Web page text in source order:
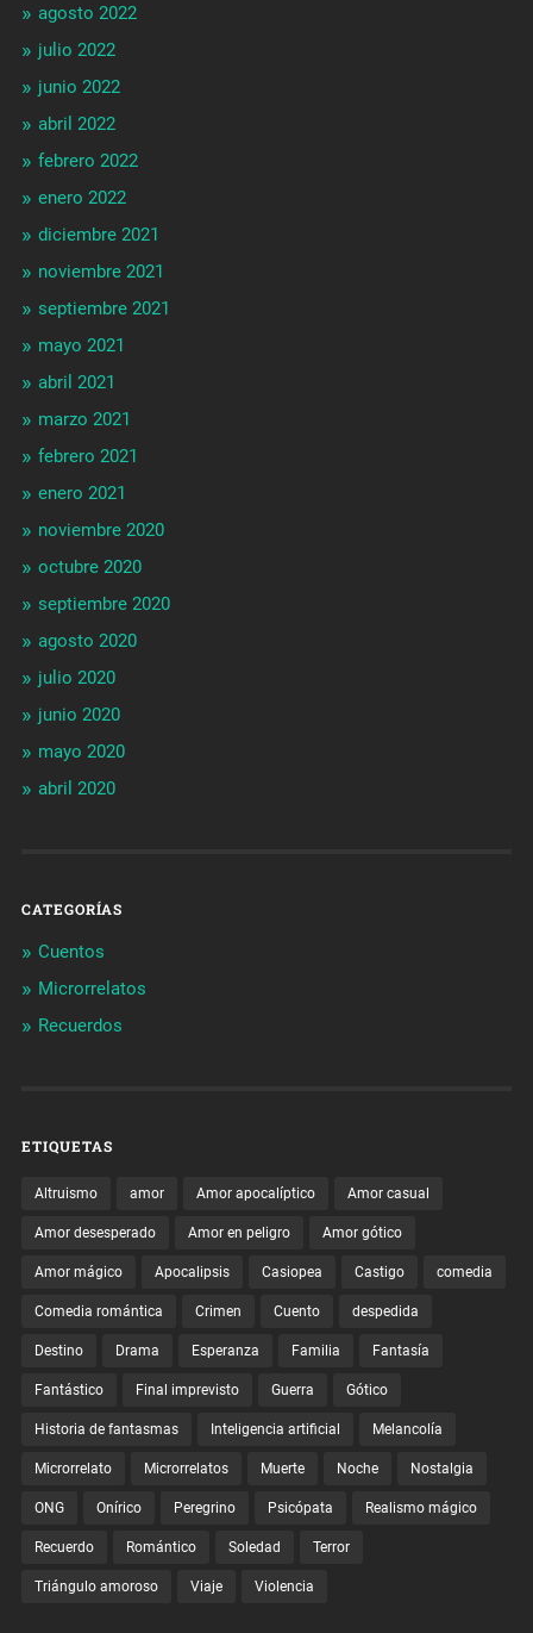
agosto 2022
julio 2022
junio 2022
abril 2022
febrero 2022
enero 2022
diciembre 2021
noviembre 2021
septiembre 2021
mayo 2021
abril 2021
marzo 2021
febrero 2021
enero 2021
noviembre 2020
octubre 2020
septiembre 2020
agosto 2020
julio 2020
junio 2020
mayo 2020
abril 2020
CATEGORÍAS
Cuentos
Microrrelatos
Recuerdos
ETIQUETAS
Altruismo amor Amor apocalíptico Amor casual
Amor desesperado Amor en peligro Amor gótico
Amor mágico Apocalipsis Casiopea Castigo comedia
Comedia romántica Crimen Cuento despedida
Destino Drama Esperanza Familia Fantasía
Fantástico Final imprevisto Guerra Gótico
Historia de fantasmas Inteligencia artificial Melancolía
Microrrelato Microrrelatos Muerte Noche Nostalgia
ONG Onírico Peregrino Psicópata Realismo mágico
Recuerdo Romántico Soledad Terror
Triángulo amoroso Viaje Violencia